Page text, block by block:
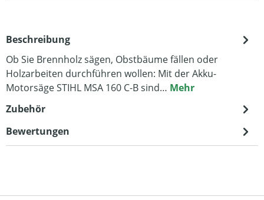
Beschreibung
Ob Sie Brennholz sägen, Obstbäume fällen oder
Holzarbeiten durchführen wollen: Mit der Akku-
Motorsäge STIHL MSA 160 C-B sind… Mehr
Zubehör
Bewertungen